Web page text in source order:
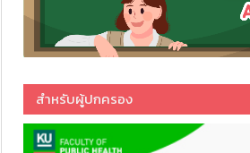
สำหรับผู้ปกครอง